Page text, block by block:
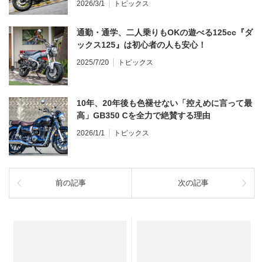
2026/3/1 トピックス
通勤・通学、二人乗りもOKの遊べる125cc『ダ
ックス125』は初心者の人も安心！
2025/7/20 トピックス
10年、20年後も色褪せない「控えめに言って最
高」GB350 Cを全力で絶賛する理由
2026/1/1 トピックス
前の記事 次の記事